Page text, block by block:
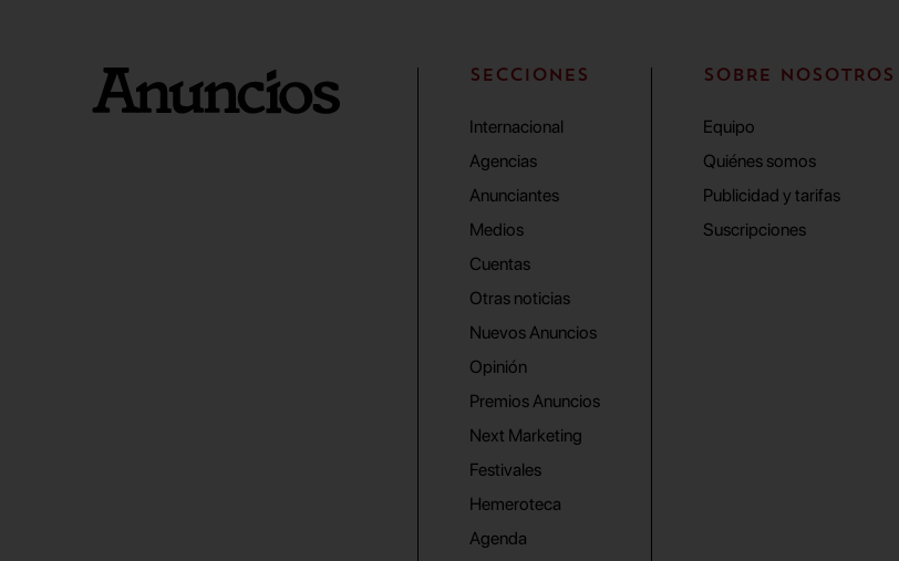
SECCIONES
Internacional
Agencias
Anunciantes
Medios
Cuentas
Otras noticias
Nuevos Anuncios
Opinión
Premios Anuncios
Next Marketing
Festivales
Hemeroteca
Agenda
SOBRE NOSOTROS
Equipo
Quiénes somos
Publicidad y tarifas
Suscripciones